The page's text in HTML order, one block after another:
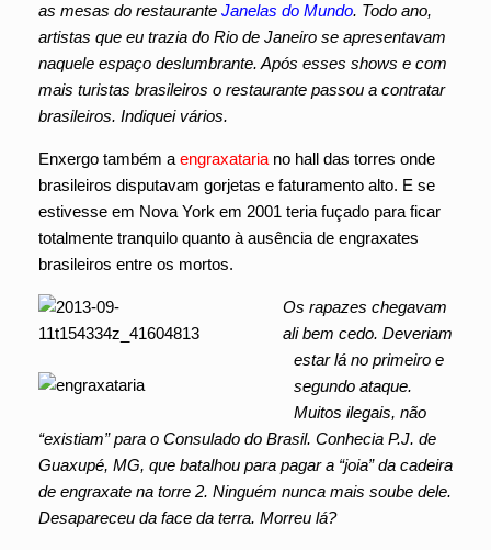
as mesas do restaurante Janelas do Mundo. Todo ano,
artistas que eu trazia do Rio de Janeiro se apresentavam
naquele espaço deslumbrante. Após esses shows e com
mais turistas brasileiros o restaurante passou a contratar
brasileiros. Indiquei vários.
Enxergo também a engraxataria no hall das torres onde
brasileiros disputavam gorjetas e faturamento alto. E se
estivesse em Nova York em 2001 teria fuçado para ficar
totalmente tranquilo quanto à ausência de engraxates
brasileiros entre os mortos.
Os rapazes chegavam
ali bem cedo. Deveriam
estar lá no primeiro e
segundo ataque.
Muitos ilegais, não
“existiam” para o Consulado do Brasil. Conhecia P.J. de
Guaxupé, MG, que batalhou para pagar a “joia” da cadeira
de engraxate na torre 2. Ninguém nunca mais soube dele.
Desapareceu da face da terra. Morreu lá?